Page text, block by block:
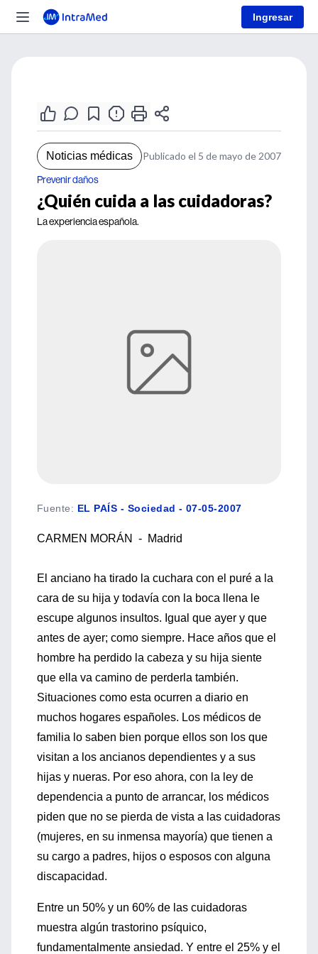
Ingresar
Noticias médicas Publicado el 5 de mayo de 2007
Prevenir daños
¿Quién cuida a las cuidadoras?
La experiencia española.
Fuente: EL PAÍS - Sociedad - 07-05-2007
CARMEN MORÁN - Madrid
El anciano ha tirado la cuchara con el puré a la
cara de su hija y todavía con la boca llena le
escupe algunos insultos. Igual que ayer y que
antes de ayer; como siempre. Hace años que el
hombre ha perdido la cabeza y su hija siente
que ella va camino de perderla también.
Situaciones como esta ocurren a diario en
muchos hogares españoles. Los médicos de
familia lo saben bien porque ellos son los que
visitan a los ancianos dependientes y a sus
hijas y nueras. Por eso ahora, con la ley de
dependencia a punto de arrancar, los médicos
piden que no se pierda de vista a las cuidadoras
(mujeres, en su inmensa mayoría) que tienen a
su cargo a padres, hijos o esposos con alguna
discapacidad.
Entre un 50% y un 60% de las cuidadoras
muestra algún trastorino psíquico,
fundamentalmente ansiedad. Y entre el 25% y el